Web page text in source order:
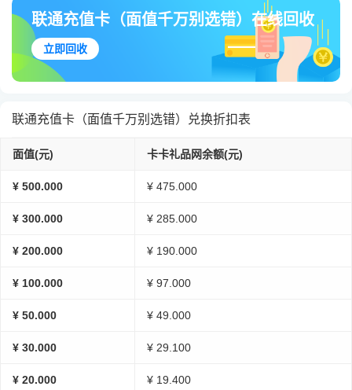
联通充值卡（面值千万别选错）在线回收
立即回收
联通充值卡（面值千万别选错）兑换折扣表
面值(元) 卡卡礼品网余额(元)
¥ 500.000 ¥ 475.000
¥ 300.000 ¥ 285.000
¥ 200.000 ¥ 190.000
¥ 100.000 ¥ 97.000
¥ 50.000 ¥ 49.000
¥ 30.000 ¥ 29.100
¥ 20.000 ¥ 19.400